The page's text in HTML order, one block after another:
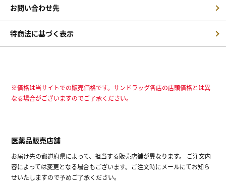
お問い合わせ先
特商法に基づく表示
※価格は当サイトでの販売価格です。サンドラッグ各店の店頭価格とは異
なる場合がございますのでご了承ください。
医薬品販売店舗
お届け先の都道府県によって、担当する販売店舗が異なります。 ご注文内
容によっては変更となる場合もございます。ご注文時にメールにてお知ら
せいたしますので予めご了承ください。